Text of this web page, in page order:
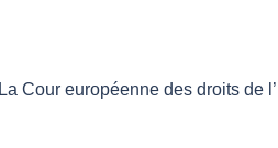
La Cour européenne des droits de l ’